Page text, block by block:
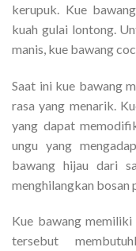
kerupuk. Kue
kuah gulai lontong.
manis, kue bawang
Saat ini kue bawang
rasa yang menarik.
yang dapat
ungu yang
bawang hijau dari
menghilangkan bosan
Kue bawang
tersebut